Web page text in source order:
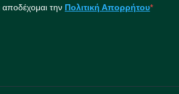
αποδέχομαι την Πολιτική Απορρήτου